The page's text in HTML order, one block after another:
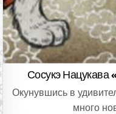
Сосукэ Нацукава
Окунувшись в
много